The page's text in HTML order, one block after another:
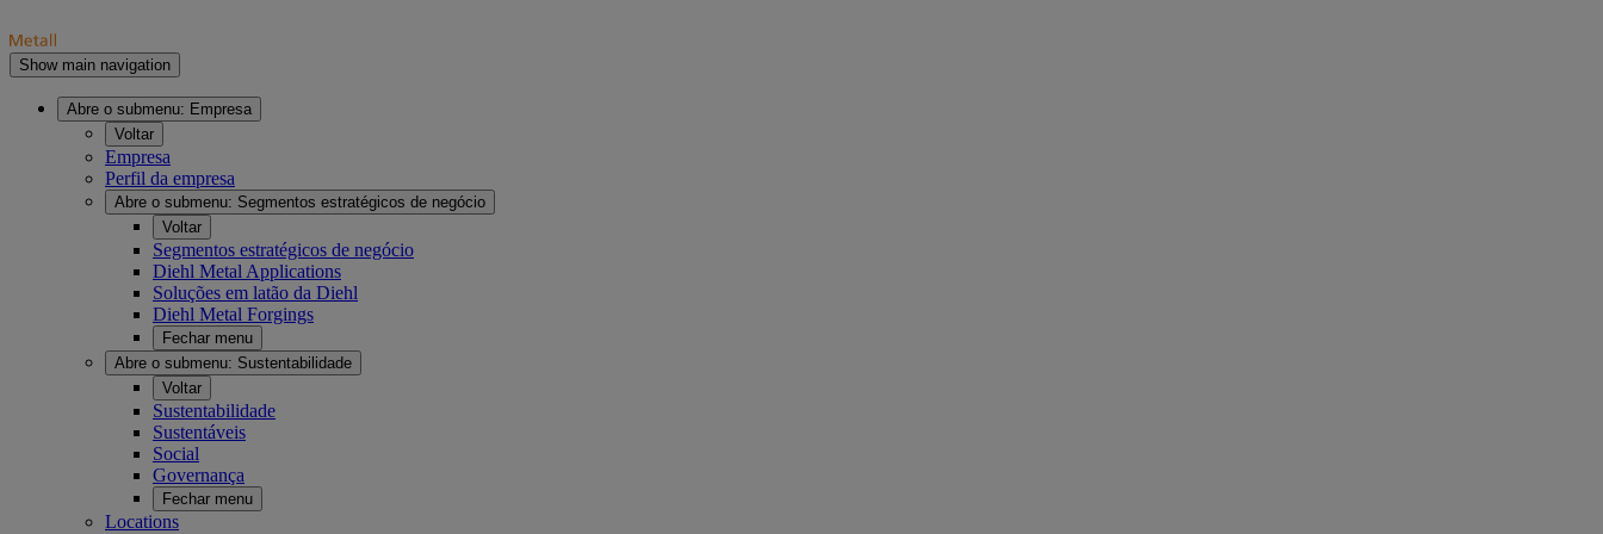
Show main navigation
Abre o submenu: Empresa
Voltar
Empresa
Perfil da empresa
Abre o submenu: Segmentos estratégicos de negócio
Voltar
Segmentos estratégicos de negócio
Diehl Metal Applications
Soluções em latão da Diehl
Diehl Metal Forgings
Fechar menu
Abre o submenu: Sustentabilidade
Voltar
Sustentabilidade
Sustentáveis
Social
Governança
Fechar menu
Locations